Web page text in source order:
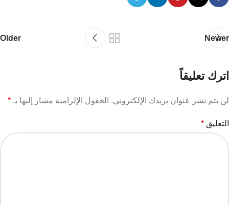
Newer
Older
اترك تعليقاً
لن يتم نشر عنوان بريدك الإلكتروني. الحقول الإلزامية مشار إليها بـ *
التعليق *